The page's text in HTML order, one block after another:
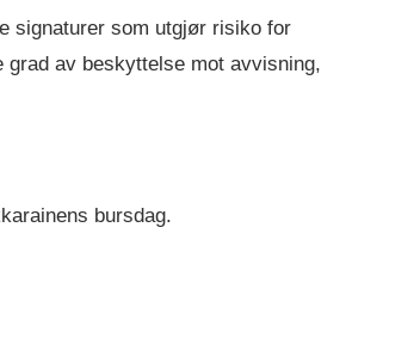
signaturer som utgjør risiko for
av beskyttelse mot avvisning,
bursdag.